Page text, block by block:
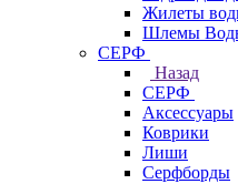
Жилеты
Шлемы
СЕРФ
Назад
СЕРФ
Аксессуары
Коврики
Лиши
Серфборды